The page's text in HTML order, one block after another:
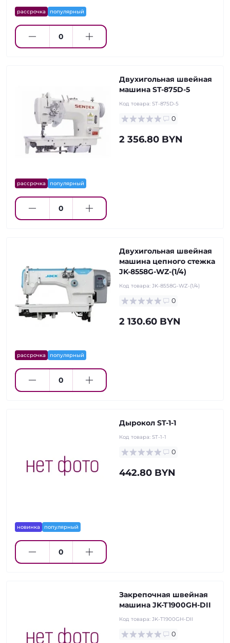
рассрочка популярный
рассрочка популярный
Двухигольная швейная
машина ST-875D-5
Код товара: ST-875D-5
0
2 356.80 BYN
рассрочка популярный
Двухигольная швейная
машина цепного стежка
JK-8558G-WZ-(1/4)
Код товара: JK-8558G-WZ-(1/4)
0
2 130.60 BYN
новинка популярный
Дырокол ST-1-1
Код товара: ST-1-1
0
442.80 BYN
Закрепочная швейная
машина JK-T1900GH-DII
Код товара: JK-T1900GH-DII
0